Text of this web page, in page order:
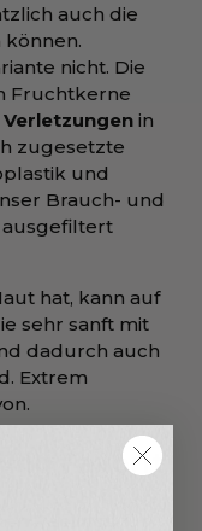
auch die
nicht. Die
Fruchtkerne
in
zugesetzte
und
Brauch- und
ausgefiltert
hat, kann auf
sehr sanft mit
dadurch auch
Extrem
Favorit